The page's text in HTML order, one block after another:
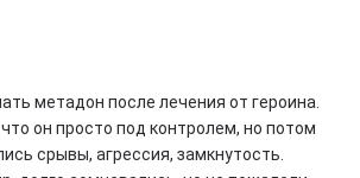
метадон после лечения от героина.
он просто под контролем, но потом
срывы, агрессия, замкнутость.